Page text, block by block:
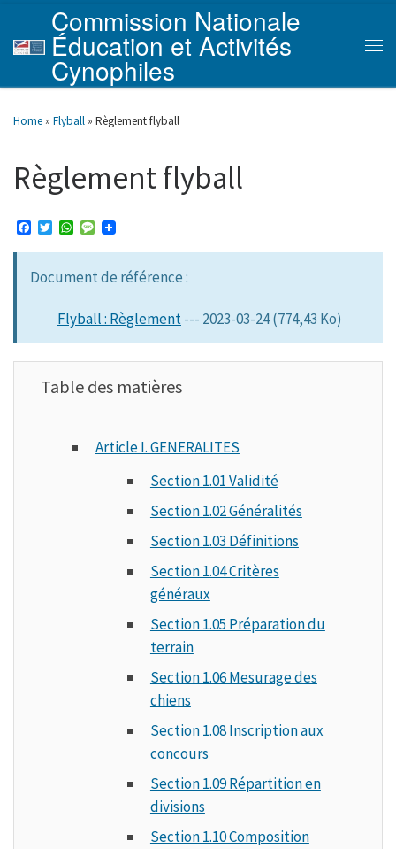
Skip to content
Commission Nationale
Éducation et Activités
Cynophiles
Home » Flyball » Règlement flyball
Règlement flyball
c
e
b
T
i
t
W
a
s
p
p
M
s
s
a
e
Document de référence :
Flyball : Règlement--- 2023-03-24 (774,43 Ko)
Table des matières
Article I. GENERALITES
Section 1.01 Validité
Section 1.02 Généralités
Section 1.03 Définitions
Section 1.04 Critères
généraux
Section 1.05 Préparation du
terrain
Section 1.06 Mesurage des
chiens
Section 1.08 Inscription aux
concours
Section 1.09 Répartition en
divisions
Section 1.10 Composition